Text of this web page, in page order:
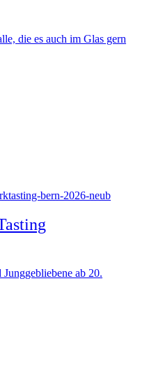
die es auch im Glas gern
ab 20.